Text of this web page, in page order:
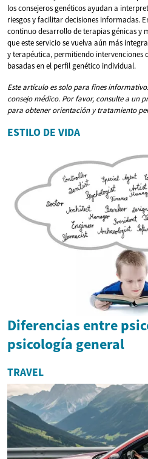
los consejeros genéticos ayudan a
riesgos y facilitar decisiones informadas.
continuo desarrollo de terapias génicas y
que este servicio se vuelva aún más
y terapéutica, permitiendo intervenciones
basadas en el perfil genético individual.
Este artículo es solo para fines
consejo médico. Por favor, consulte a un
para obtener orientación y tratamiento
ESTILO DE VIDA
Diferencias entre
psicología general
TRAVEL